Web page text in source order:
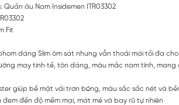
Quần âu Nam Insidemen ITR03302
Fit
dáng Slim ôm sát nhưng vẫn thoải mái tối đa
may tinh tế, tôn dáng, màu mắc nam tính, mang
giúp bề mặt vải trơn bóng, màu sắc sắc nét và
đem đến độ mềm mại, mát mẻ và bay rũ tự nhiên